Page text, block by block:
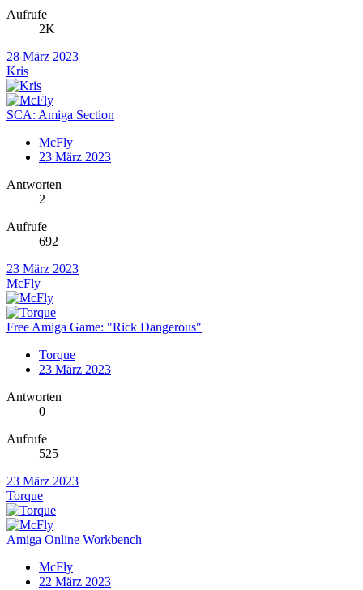
Aufrufe
2K
28 März 2023
Kris
SCA: Amiga Section
McFly
23 März 2023
Antworten
2
Aufrufe
692
23 März 2023
McFly
Free Amiga Game: "Rick Dangerous"
Torque
23 März 2023
Antworten
0
Aufrufe
525
23 März 2023
Torque
Amiga Online Workbench
McFly
22 März 2023